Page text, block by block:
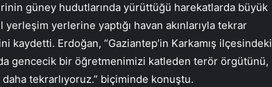
güney hudutlarında yürüttüğü harekatlarda büyük
yerlerine yaptığı havan akınlarıyla tekrar
kaydetti. Erdoğan, “Gaziantep’in Karkamış ilçesindeki
gencecik bir öğretmenimizi katleden terör örgütünü,
tekrarlıyoruz.” biçiminde konuştu.